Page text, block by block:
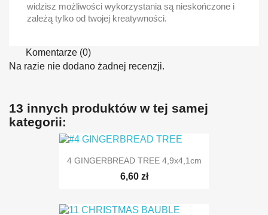
widzisz możliwości wykorzystania są nieskończone i
zależą tylko od twojej kreatywności.
Komentarze (0)
Na razie nie dodano żadnej recenzji.
13 innych produktów w tej samej
kategorii:
4 GINGERBREAD TREE 4,9x4,1cm
6,60 zł